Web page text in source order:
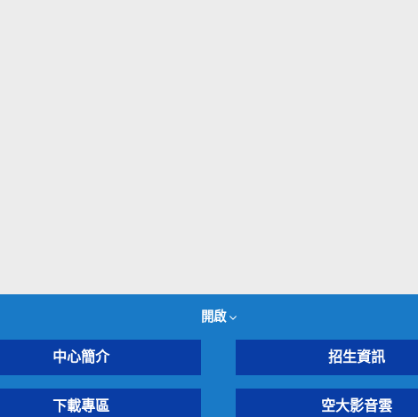
開啟
中心簡介 招生資訊
下載專區 空大影音雲